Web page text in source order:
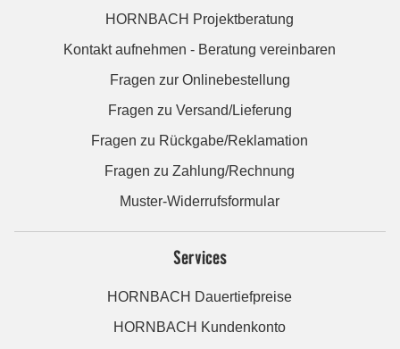
HORNBACH Projektberatung
Kontakt aufnehmen - Beratung vereinbaren
Fragen zur Onlinebestellung
Fragen zu Versand/Lieferung
Fragen zu Rückgabe/Reklamation
Fragen zu Zahlung/Rechnung
Muster-Widerrufsformular
Services
HORNBACH Dauertiefpreise
HORNBACH Kundenkonto